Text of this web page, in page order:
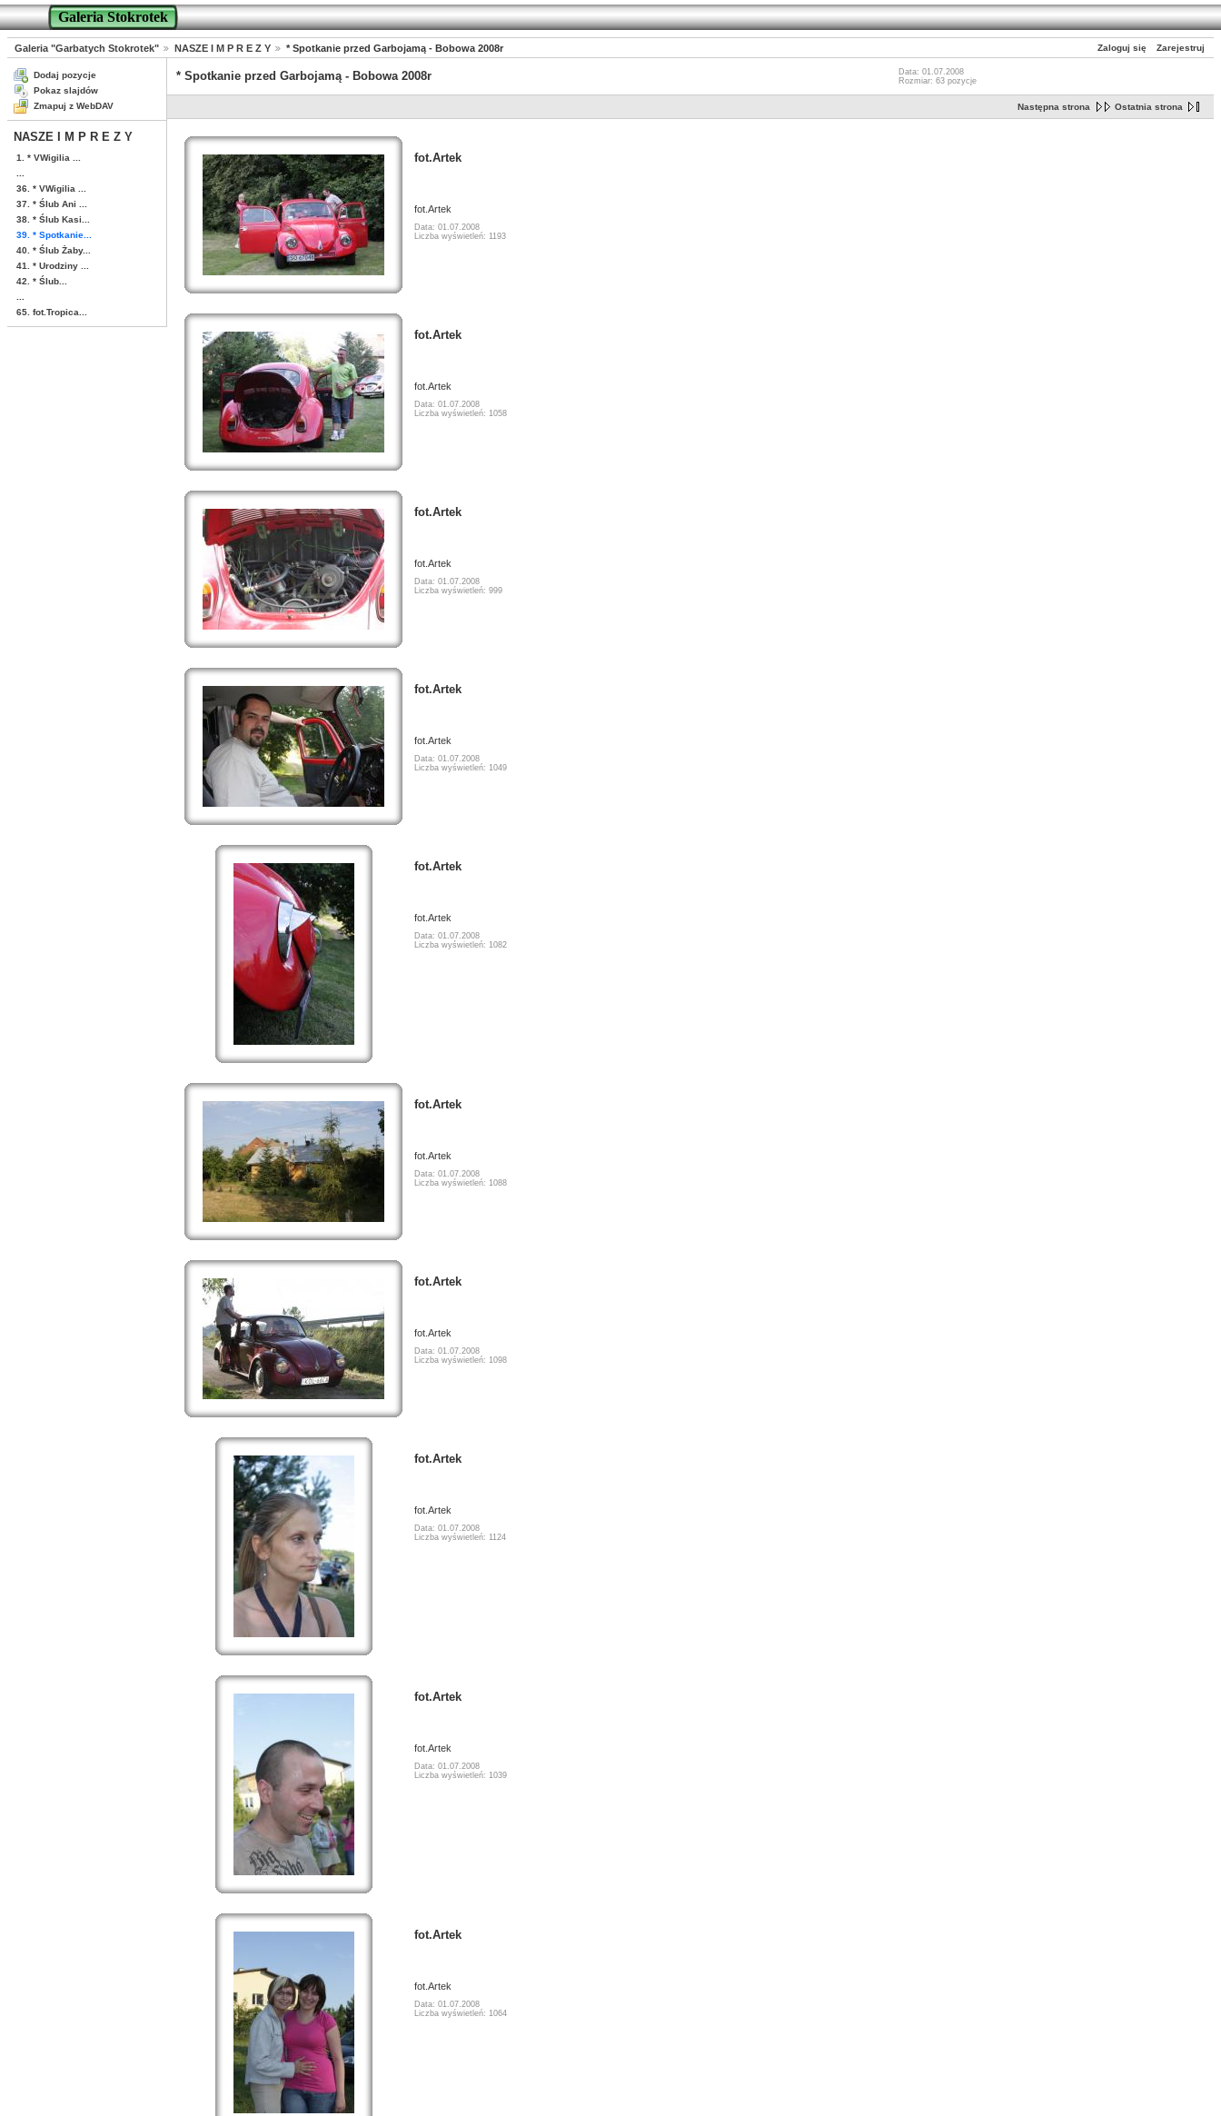
Galeria Stokrotek
Zaloguj się Zarejestruj
Galeria "Garbatych Stokrotek" NASZE I M P R E Z Y * Spotkanie przed Garbojamą - Bobowa 2008r
Dodaj pozycje
Pokaz slajdów
Zmapuj z WebDAV
NASZE I M P R E Z Y
1. * VWigilia ...
36. * VWigilia ...
37. * Ślub Ani ...
38. * Ślub Kasi...
39. * Spotkanie...
40. * Ślub Żaby...
41. * Urodziny ...
42. * Ślub...
65. fot.Tropica...
* Spotkanie przed Garbojamą - Bobowa 2008r
Data: 01.07.2008
Rozmiar: 63 pozycje
Następna strona Ostatnia strona
fot.Artek
fot.Artek
Data: 01.07.2008
Liczba wyświetleń: 1193
fot.Artek
fot.Artek
Data: 01.07.2008
Liczba wyświetleń: 1058
fot.Artek
fot.Artek
Data: 01.07.2008
Liczba wyświetleń: 999
fot.Artek
fot.Artek
Data: 01.07.2008
Liczba wyświetleń: 1049
fot.Artek
fot.Artek
Data: 01.07.2008
Liczba wyświetleń: 1082
fot.Artek
fot.Artek
Data: 01.07.2008
Liczba wyświetleń: 1088
fot.Artek
fot.Artek
Data: 01.07.2008
Liczba wyświetleń: 1098
fot.Artek
fot.Artek
Data: 01.07.2008
Liczba wyświetleń: 1124
fot.Artek
fot.Artek
Data: 01.07.2008
Liczba wyświetleń: 1039
fot.Artek
fot.Artek
Data: 01.07.2008
Liczba wyświetleń: 1064